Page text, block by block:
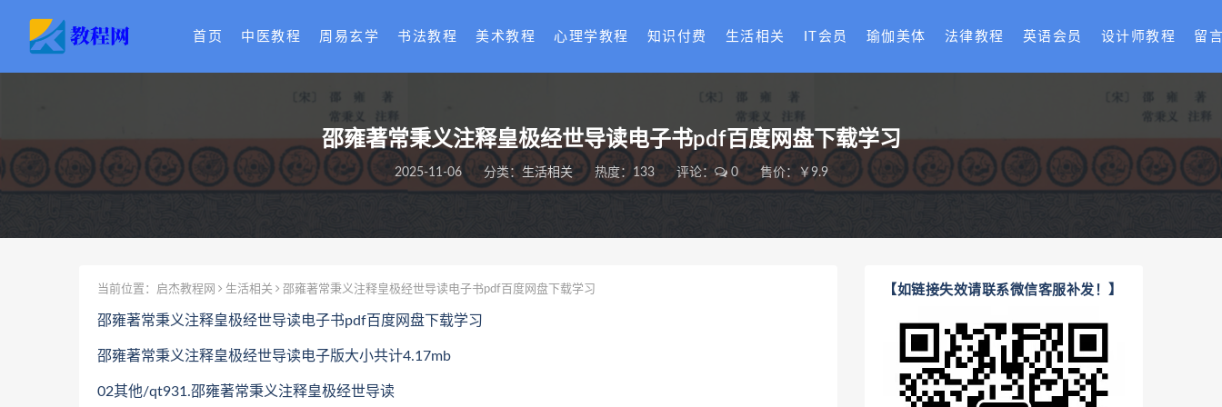
首页 中医教程 周易玄学 书法教程 美术教程 心理学教程 知识付费 生活相关 IT会员 瑜伽美体 法律教程 英语会员 设计师教程 留
邵雍著常秉义注释皇极经世导读电子书pdf百度网盘下载学习
2025-11-06 分类： 生活相关 热度：133 评论： 0 售价：￥9.9
当前位置： 启杰教程网 生活相关 邵雍著常秉义注释皇极经世导读电子书pdf百度网盘下载学习
邵雍著常秉义注释皇极经世导读电子书pdf百度网盘下载学习
邵雍著常秉义注释皇极经世导读电子版大小共计4.17mb
02其他/qt931.邵雍著常秉义注释皇极经世导读
【如链接失效请联系微信客服补发！】